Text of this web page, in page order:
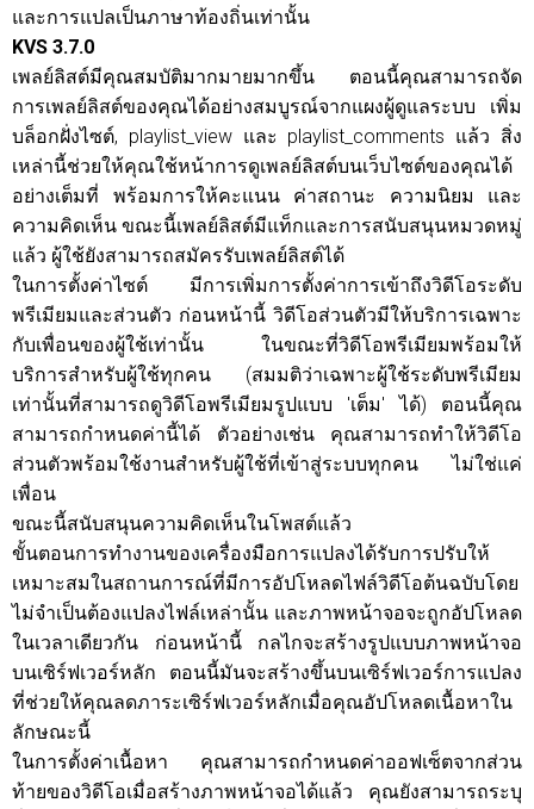
และการแปลเป็นภาษาท้องถิ่นเท่านั้น
KVS 3.7.0
เพลย์ลิสต์มีคุณสมบัติมากมายมากขึ้น ตอนนี้คุณสามารถจัด
การเพลย์ลิสต์ของคุณได้อย่างสมบูรณ์จากแผงผู้ดูแลระบบ เพิ่ม
บล็อกฝั่งไซต์, playlist_view และ playlist_comments แล้ว สิ่ง
เหล่านี้ช่วยให้คุณใช้หน้าการดูเพลย์ลิสต์บนเว็บไซต์ของคุณได้
อย่างเต็มที่ พร้อมการให้คะแนน ค่าสถานะ ความนิยม และ
ความคิดเห็น ขณะนี้เพลย์ลิสต์มีแท็กและการสนับสนุนหมวดหมู่
แล้ว ผู้ใช้ยังสามารถสมัครรับเพลย์ลิสต์ได้
ในการตั้งค่าไซต์ มีการเพิ่มการตั้งค่าการเข้าถึงวิดีโอระดับ
พรีเมียมและส่วนตัว ก่อนหน้านี้ วิดีโอส่วนตัวมีให้บริการเฉพาะ
กับเพื่อนของผู้ใช้เท่านั้น ในขณะที่วิดีโอพรีเมียมพร้อมให้
บริการสำหรับผู้ใช้ทุกคน (สมมติว่าเฉพาะผู้ใช้ระดับพรีเมียม
เท่านั้นที่สามารถดูวิดีโอพรีเมียมรูปแบบ 'เต็ม' ได้) ตอนนี้คุณ
สามารถกำหนดค่านี้ได้ ตัวอย่างเช่น คุณสามารถทำให้วิดีโอ
ส่วนตัวพร้อมใช้งานสำหรับผู้ใช้ที่เข้าสู่ระบบทุกคน ไม่ใช่แค่
เพื่อน
ขณะนี้สนับสนุนความคิดเห็นในโพสต์แล้ว
ขั้นตอนการทำงานของเครื่องมือการแปลงได้รับการปรับให้
เหมาะสมในสถานการณ์ที่มีการอัปโหลดไฟล์วิดีโอต้นฉบับโดย
ไม่จำเป็นต้องแปลงไฟล์เหล่านั้น และภาพหน้าจอจะถูกอัปโหลด
ในเวลาเดียวกัน ก่อนหน้านี้ กลไกจะสร้างรูปแบบภาพหน้าจอ
บนเซิร์ฟเวอร์หลัก ตอนนี้มันจะสร้างขึ้นบนเซิร์ฟเวอร์การแปลง
ที่ช่วยให้คุณลดภาระเซิร์ฟเวอร์หลักเมื่อคุณอัปโหลดเนื้อหาใน
ลักษณะนี้
ในการตั้งค่าเนื้อหา คุณสามารถกำหนดค่าออฟเซ็ตจากส่วน
ท้ายของวิดีโอเมื่อสร้างภาพหน้าจอได้แล้ว คุณยังสามารถระบุ